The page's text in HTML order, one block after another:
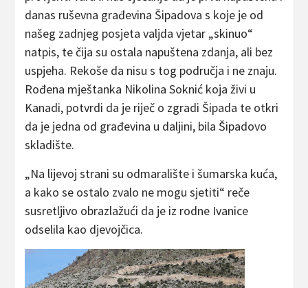
danas ruševna građevina Šipadova s koje je od
našeg zadnjeg posjeta valjda vjetar „skinuo“
natpis, te čija su ostala napuštena zdanja, ali bez
uspjeha. Rekoše da nisu s tog područja i ne znaju.
Rođena mještanka Nikolina Soknić koja živi u
Kanadi, potvrdi da je riječ o zgradi Šipada te otkri
da je jedna od građevina u daljini, bila Šipadovo
skladište.
„Na lijevoj strani su odmaralište i šumarska kuća,
a kako se ostalo zvalo ne mogu sjetiti“ reče
susretljivo obrazlažući da je iz rodne Ivanice
odselila kao djevojčica.